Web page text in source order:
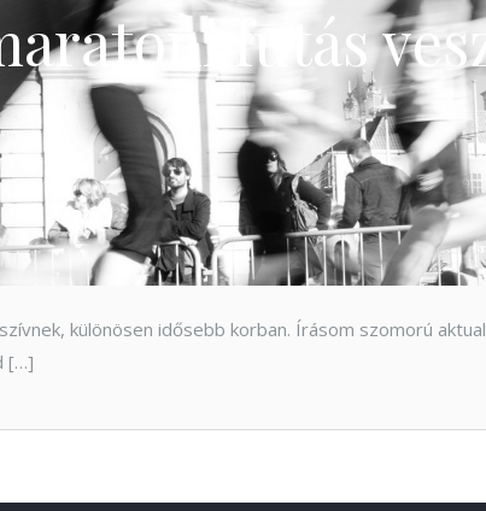
futás
különösen idősebb korban. Írásom szomorú
[…]